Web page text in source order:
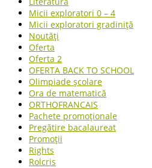
Micii exploratori 0 – 4
Micii exploratori gradiniță
Noutăți
Oferta
Oferta 2
OFERTA BACK TO SCHOOL
Olimpiade școlare
Ora de matematică
ORTHOFRANCAIS
Pachete promoționale
Pregătire bacalaureat
Promoții
Rights
Rolcris